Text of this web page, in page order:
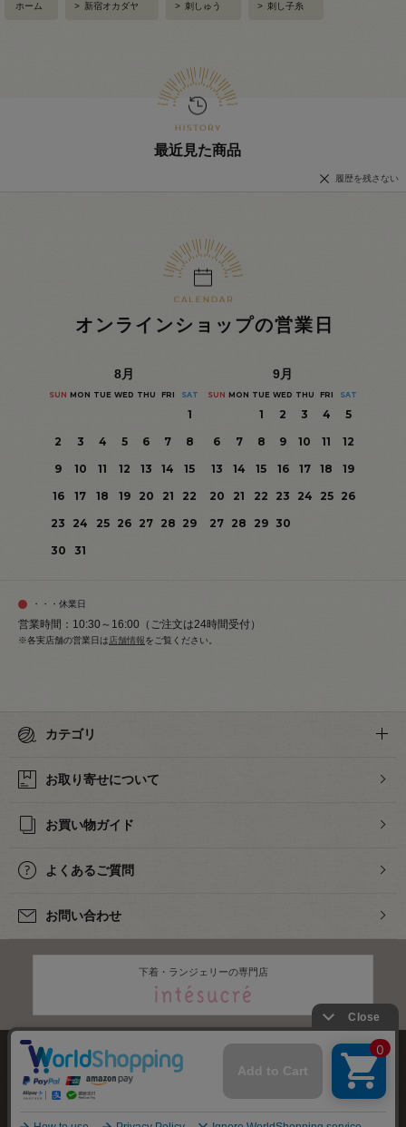
ホーム > 新宿オカダヤ > 刺しゅう > 刺し子糸
最近見た商品
履歴を残さない
オンラインショップの営業日
8月
SUN MON TUE WED THU FRI SAT
1
2
3 4 5 6 7
8
9
10 11 12 13 14
15
16
17 18 19 20 21
22
23
24 25 26 27 28 29
30
31
9月
SUN MON TUE WED THU FRI SAT
1 2 3 4
5
6
7 8 9 10 11
12
13
14 15 16 17 18
19
20
21 22 23 24 25
26
27 28 29 30
・・・休業日
営業時間：10:30～16:00（ご注文は24時間受付）
※各実店舗の営業日は 店舗情報をご覧ください。
カテゴリ
お取り寄せについて
お買い物ガイド
よくあるご質問
お問い合わせ
下着・ランジェリーの専門店
株式会社オカダヤ
特定商取引法に基づく表記 プライバシーポリシー サイトマップ